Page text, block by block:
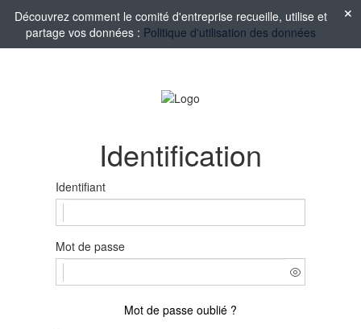
Découvrez comment le comité d'entreprise recueille, utilise et
partage vos données : Politique d'utilisation des données
Identification
Identifiant
Mot de passe
Mot de passe oublié ?